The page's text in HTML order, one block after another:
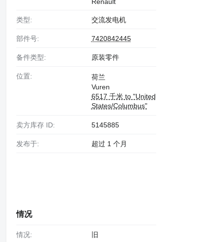
Renault
类型: 交流发电机
部件号: 7420842445
备件类型: 原装零件
位置:
荷兰
Vuren
6517 千米 to "United
States/Columbus"
卖方库存 ID: 5145885
发布于: 超过 1 个月
情况
情况: 旧